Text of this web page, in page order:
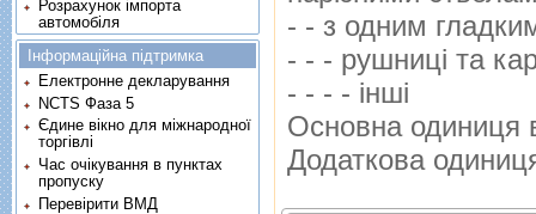
- - з одним
- - - рушницi та
- - - - iншi
Основна одиниця
Додаткова
Розрахунок імпорта
автомобіля
Інформаційна підтримка
Електронне декларування
NCTS Фаза 5
Єдине вікно для міжнародної
торгівлі
Час очікування в пунктах
пропуску
Перевірити ВМД